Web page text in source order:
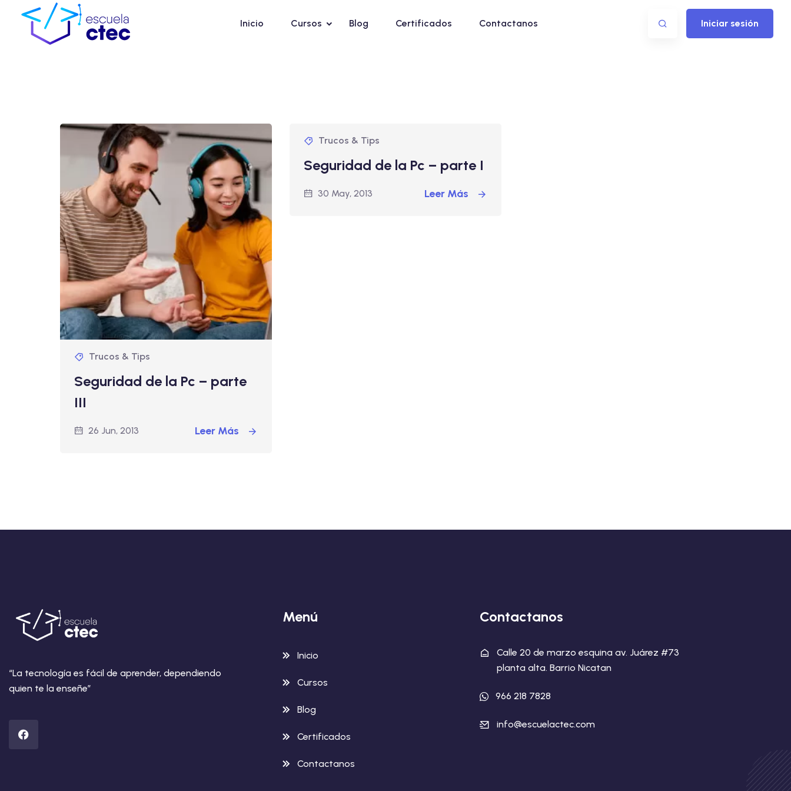
Inicio Cursos Blog Certificados Contactanos Iniciar sesión
Trucos & Tips
Seguridad de la Pc – parte
III
26 Jun, 2013 Leer Más
Trucos & Tips
Seguridad de la Pc – parte I
30 May, 2013 Leer Más
“La tecnología es fácil de aprender, dependiendo
quien te la enseñe”
Menú
Inicio
Cursos
Blog
Certificados
Contactanos
Contactanos
Calle 20 de marzo esquina av. Juárez #73
planta alta. Barrio Nicatan
966 218 7828
info@escuelactec.com